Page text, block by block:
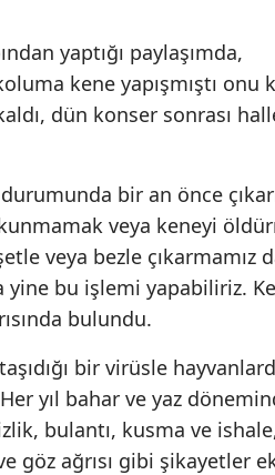
yaptığı paylaşımda,
kene yapışmıştı onu
dün konser sonrası
bir an önce
veya keneyi
veya bezle çıkarmamız
yine bu işlemi yapabiliriz.
bulundu.
bir virüsle
yıl bahar ve yaz
bulantı, kusma ve
göz ağrısı gibi şikayetler